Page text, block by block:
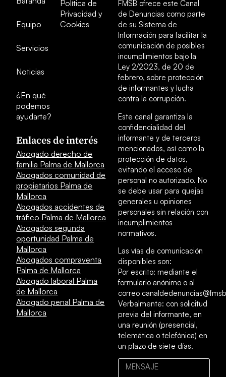
Equipo
Servicios
Noticias
¿En qué
podemos
ayudarte?
Política de
Privacidad y
Cookies
Enlaces de interés
Abogado derecho de
familia Palma de Mallorca
Abogados comunidad de
propietarios Palma de
Mallorca
Abogados accidentes de
tráfico Palma de Mallorca
Abogados segunda
oportunidad Palma de
Mallorca
Abogados compraventa
Palma de Mallorca
Abogado laboral Palma
de Mallorca
Abogado penal Palma de
Mallorca
FMSB ofrece este Canal
de Denuncias como parte
de su Sistema de
Información para facilitar la
comunicación de posibles
incumplimientos bajo la
Ley 2/2023, de 20 de
febrero, sobre protección
de informantes y lucha
contra la corrupción.
Este canal garantiza la
confidencialidad del
informante y de terceros
mencionados, así como la
protección de datos,
evitando el acceso de
personal no autorizado. No
se debe usar para quejas
generales u opiniones
personales sin relación con
incumplimientos
normativos.
Las vías de comunicación
disponibles son:
Por escrito: mediante el
formulario anónimo o al
correo
Verbalmente: con solicitud
previa del informante, en
una reunión (presencial,
telemática o telefónica) en
un plazo de siete días.